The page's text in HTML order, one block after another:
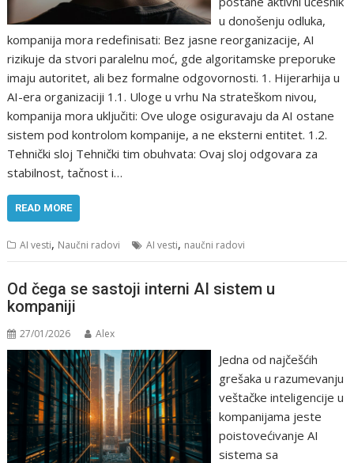
u donošenju odluka,
kompanija mora redefinisati: Bez jasne reorganizacije, AI
rizikuje da stvori paralelnu moć, gde algoritamske preporuke
imaju autoritet, ali bez formalne odgovornosti. 1. Hijerarhija u
AI-era organizaciji 1.1. Uloge u vrhu Na strateškom nivou,
kompanija mora uključiti: Ove uloge osiguravaju da AI ostane
sistem pod kontrolom kompanije, a ne eksterni entitet. 1.2.
Tehnički sloj Tehnički tim obuhvata: Ovaj sloj odgovara za
stabilnost, tačnost i…
READ MORE
AI vesti, Naučni radovi AI vesti, naučni radovi
Od čega se sastoji interni AI sistem u
kompaniji
27/01/2026 Alex
Jedna od najčešćih
grešaka u razumevanju
veštačke inteligencije u
kompanijama jeste
poistovećivanje AI
sistema sa